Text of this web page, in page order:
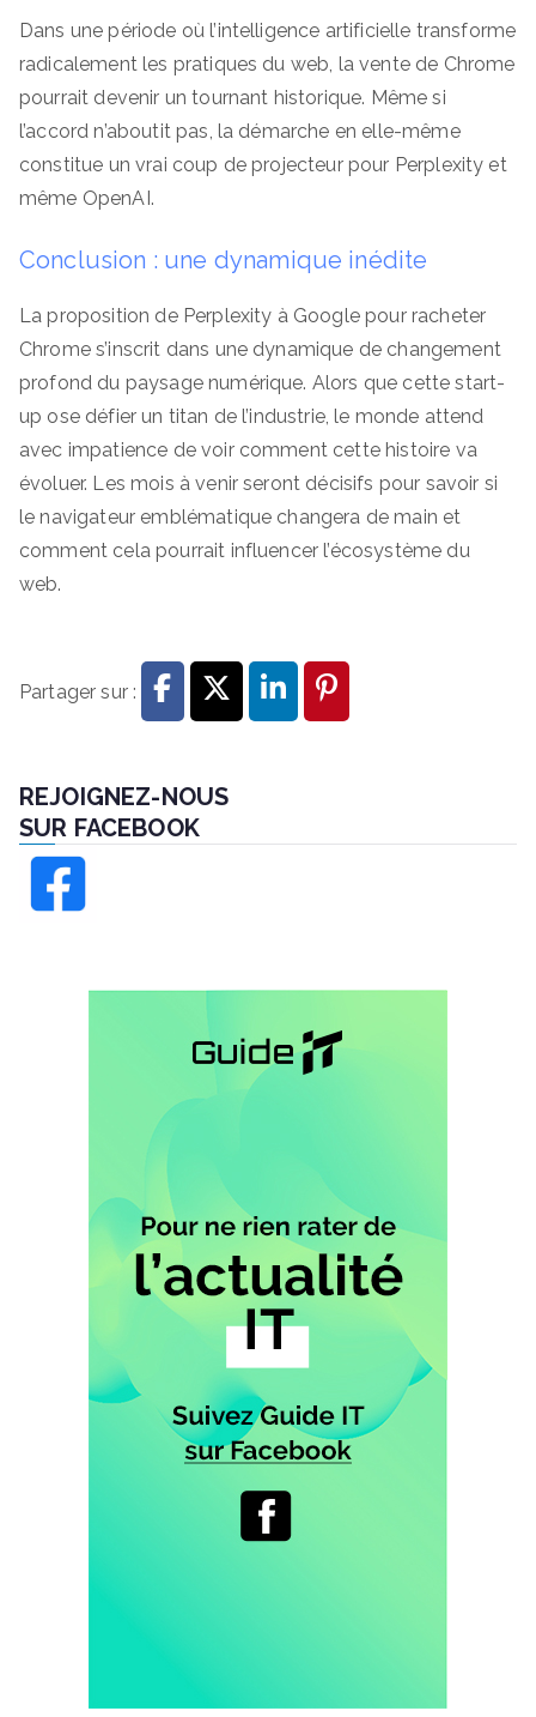
Dans une période où l’intelligence artificielle transforme
radicalement les pratiques du web, la vente de Chrome
pourrait devenir un tournant historique. Même si
l’accord n’aboutit pas, la démarche en elle-même
constitue un vrai coup de projecteur pour Perplexity et
même OpenAI.
Conclusion : une dynamique inédite
La proposition de Perplexity à Google pour racheter
Chrome s’inscrit dans une dynamique de changement
profond du paysage numérique. Alors que cette start-
up ose défier un titan de l’industrie, le monde attend
avec impatience de voir comment cette histoire va
évoluer. Les mois à venir seront décisifs pour savoir si
le navigateur emblématique changera de main et
comment cela pourrait influencer l’écosystème du
web.
Partager sur :
REJOIGNEZ-NOUS
SUR FACEBOOK